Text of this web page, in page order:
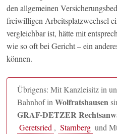
den allgemeinen
freiwilligen Arbeitsplatzwechsel
vergleichbar ist, hätte mit
wie so oft bei Gericht – ein
können.
Übrigens: Mit Kanzleisitz in
Bahnhof inWolfratshausen
GRAF-DETZER
Geretsried , Starnberg und